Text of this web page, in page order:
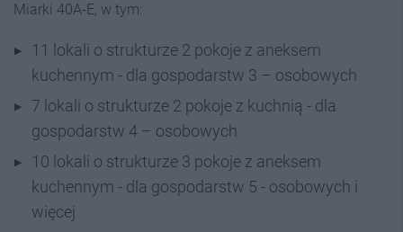
Miarki 40A-E, w tym:
11 lokali o strukturze 2 pokoje z aneksem
kuchennym - dla gospodarstw 3 – osobowych
7 lokali o strukturze 2 pokoje z kuchnią - dla
gospodarstw 4 – osobowych
10 lokali o strukturze 3 pokoje z aneksem
kuchennym - dla gospodarstw 5 - osobowych i
więcej